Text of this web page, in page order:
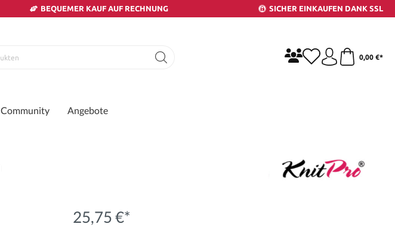
BEQUEMER KAUF AUF RECHNUNG SICHER EINKAUFEN DANK SSL
0,00 €*
Community Angebote
25,75 €*